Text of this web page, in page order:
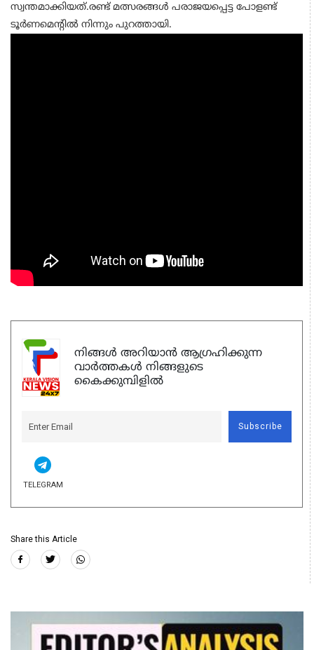
സ്വന്തമാക്കിയത്.രണ്ട് മത്സരങ്ങള്‍ പരാജയപ്പെട്ട പോളണ്ട്
ടൂര്‍ണമെന്റില്‍ നിന്നും പുറത്തായി.
നിങ്ങൾ അറിയാൻ ആഗ്രഹിക്കുന്ന
വാർത്തകൾ നിങ്ങളുടെ
കൈക്കുമ്പിളിൽ
Subscribe
TELEGRAM
Share this Article